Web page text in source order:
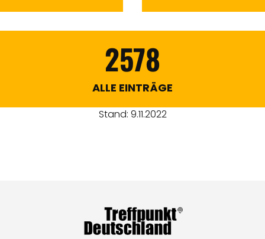
2578
ALLE EINTRÄGE
Stand: 9.11.2022